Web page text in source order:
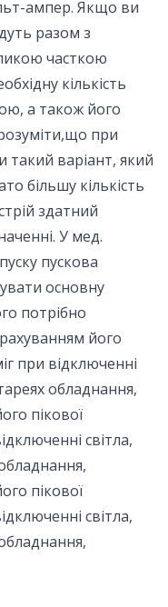
ампер. Якщо ви
разом з
часткою
кількість
а також його
при
такий варіант, який
більшу кількість
здатний
У мед.
пускова
основну
потрібно
його
при відключенні
обладнання,
пікової
світла,
пікової
світла,